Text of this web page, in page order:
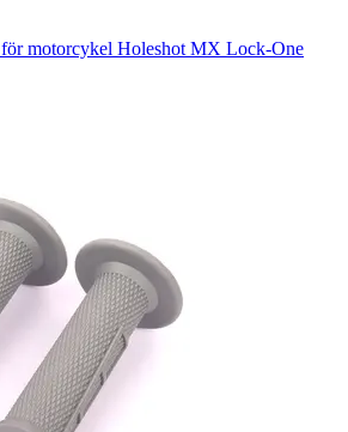
motorcykel Holeshot MX Lock-One